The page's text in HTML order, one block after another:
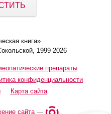
книга»
1999-2026
препараты
конфиденциальности
Карта сайта
сайта—